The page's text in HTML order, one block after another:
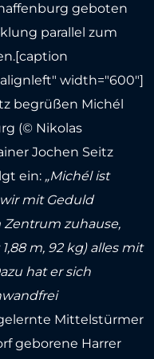
geboten
parallel zum
width="600"]
begrüßen Michél
(© Nikolas
Jochen Seitz
ein: „Michél ist
mit Geduld
zuhause,
m, 92 kg) alles mit
hat er sich
Mittelstürmer
geborene Harrer